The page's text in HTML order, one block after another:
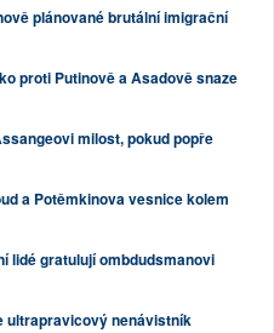
plánované brutální imigrační
proti Putinově a Asadově snaze
milost, pokud popře
a Potěmkinova vesnice kolem
lidé gratulují ombdudsmanovi
ultrapravicový nenávistník